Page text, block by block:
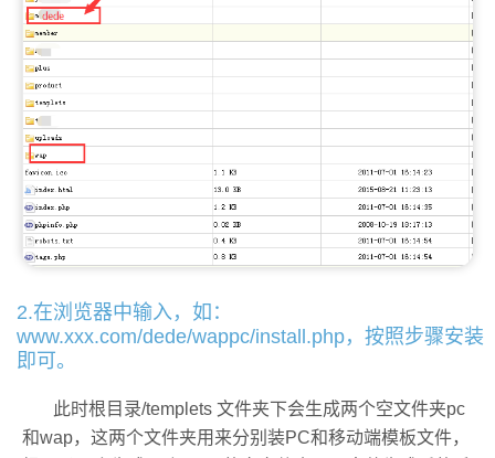
2.在浏览器中输入，如：
www.xxx.com/dede/wappc/install.php，按照步骤安装
即可。
此时根目录/templets 文件夹下会生成两个空文件夹pc
和wap，这两个文件夹用来分别装PC和移动端模板文件，